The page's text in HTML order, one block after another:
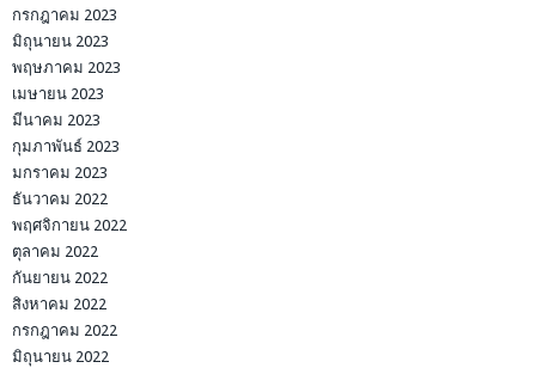
กรกฎาคม 2023
มิถุนายน 2023
พฤษภาคม 2023
เมษายน 2023
มีนาคม 2023
กุมภาพันธ์ 2023
มกราคม 2023
ธันวาคม 2022
พฤศจิกายน 2022
ตุลาคม 2022
กันยายน 2022
สิงหาคม 2022
กรกฎาคม 2022
มิถุนายน 2022